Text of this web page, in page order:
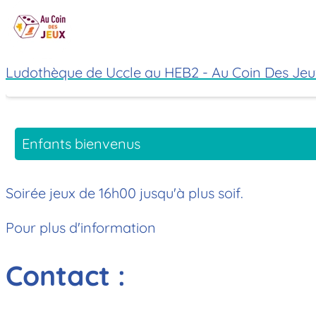
Ludothèque de Uccle au HEB2 - Au Coin Des
Enfants bienvenus
Soirée jeux de 16h00 jusqu'à plus soif.
Pour plus d'information
Contact :